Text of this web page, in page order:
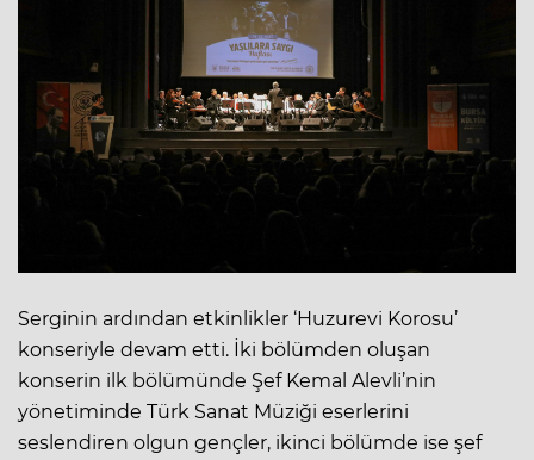
Serginin ardından etkinlikler ‘Huzurevi Korosu’
konseriyle devam etti. İki bölümden oluşan
konserin ilk bölümünde Şef Kemal Alevli’nin
yönetiminde Türk Sanat Müziği eserlerini
seslendiren olgun gençler, ikinci bölümde ise şef